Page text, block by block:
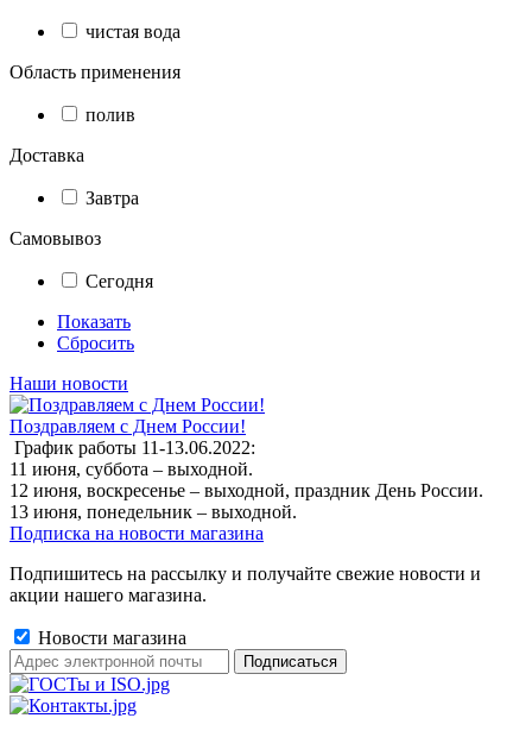
чистая вода
Область применения
полив
Доставка
Завтра
Самовывоз
Сегодня
Показать
Сбросить
Наши новости
Поздравляем с Днем России!
График работы 11-13.06.2022:
11 июня, суббота – выходной.
12 июня, воскресенье – выходной, праздник День России.
13 июня, понедельник – выходной.
Подписка на новости магазина
Подпишитесь на рассылку и получайте свежие новости и
акции нашего магазина.
Новости магазина